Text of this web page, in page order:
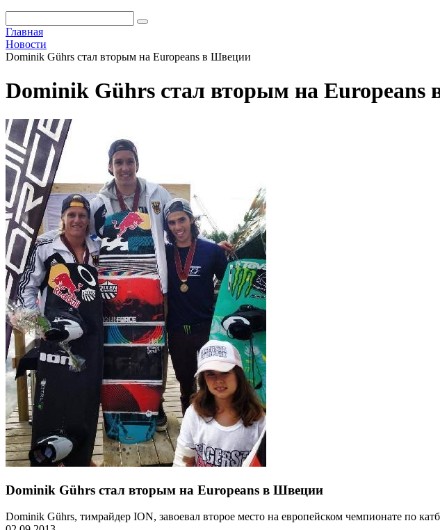
Главная
Новости
Dominik Gührs стал вторым на Europeans в Швеции
Dominik Gührs стал вторым на Europeans
Dominik Gührs стал вторым на Europeans в Швеции
Dominik Gührs, тимрайдер ION, завоевал второе место на европейском чемпионате по